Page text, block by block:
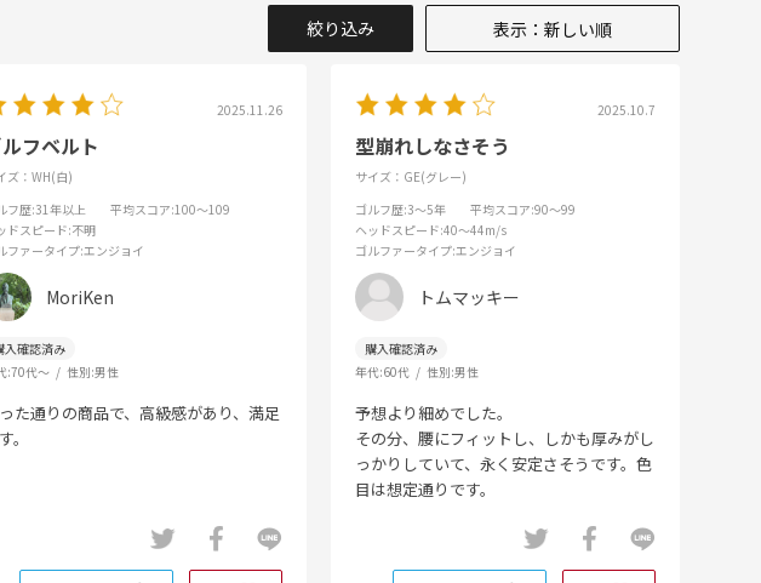
絞り込み 表示：新しい順
2025.11.26
フベルト
ズ：WH(白)
フ歴:31年以上 平均スコア:100～109
ドスピード:不明
ファータイプ:エンジョイ
MoriKen
:70代～ 性別:男性
た通りの商品で、高級感があり、満足
。
2025.10.7
型崩れしなさそう
サイズ：GE(グレー)
ゴルフ歴:3～5年 平均スコア:90～99
ヘッドスピード:40～44m/s
ゴルファータイプ:エンジョイ
トムマッキー
年代:60代 性別:男性
予想より細めでした。
その分、腰にフィットし、しかも厚みがし
っかりしていて、永く安定さそうです。色
目は想定通りです。